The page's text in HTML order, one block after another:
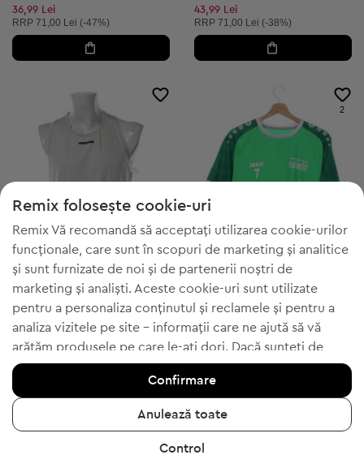
36,99 Lei
Preț recomandat:
RRP 71,00 Lei (-47%)
43,99 Lei
Preț recomandat:
RRP 71,00 Lei (-38%)
-30% cu WELCOME
Craft
Maieu sport pentru bărbați
116,99 Lei
RRP
-30% cu WELCOME
2
Jako
Tricou sport pentru bărbați
Preț recomandat:
RRP
Remix folosește cookie-uri
Remix Vă recomandă să acceptați utilizarea cookie-urilor
funcționale, care sunt în scopuri de marketing și analitice
și sunt furnizate de noi și de partenerii noștri de
marketing și analiști. Aceste cookie-uri sunt utilizate
pentru a personaliza conținutul și reclamele și pentru a
analiza vizitele pe site - informații care ne ajută să vă
arătăm produsele pe care le-ați dori. Dacă sunteți de
acord, vă rugăm să confirmați făcând clic pe butonul „Da,
sunt de acord”.
Ca să primiți mai multe informații, vă rugăm să apăsați
"Аș vrea să primesc mai multe informații" sau vizitați
"Politica de confidențialitate și cookie-uri". Setările de
Confirmare
Anulează toate
Control